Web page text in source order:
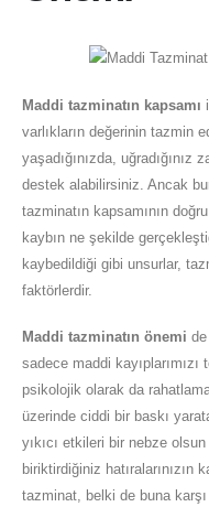
Maddi tazminatın kapsamı
varlıkların değerinin tazmin
yaşadığınızda, uğradığınız
destek alabilirsiniz. Ancak
tazminatın kapsamının
kaybın ne şekilde
kaybedildiği gibi unsurlar,
faktörlerdir.
Maddi tazminatın önemi
sadece maddi
psikolojik olarak da
üzerinde ciddi bir baskı
yıkıcı etkileri bir nebze
biriktirdiğiniz
tazminat, belki de buna